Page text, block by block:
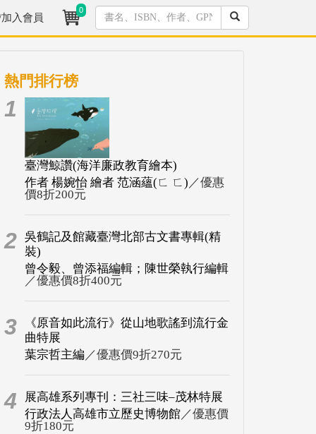
入會員
0
熱門排行榜
1
臺灣鯨讚(海洋廉政教育繪本)
作者 楊婉怡 繪者 范涵蘊(ㄈ ㄈ) ／優惠
價8折200元
2 吳鶴記及館藏臺灣北部古文書專輯(精
裝)
曾令毅、曾添福編輯；陳世榮執行編輯
／優惠價8折400元
3
《原音如此流行》從山地歌謠到流行金
曲特展
葉宗哲主編 ／優惠價9折270元
4
展高雄系列專刊：三社三味–茂林特展
行政法人高雄市立歷史博物館／優惠價
9折180元